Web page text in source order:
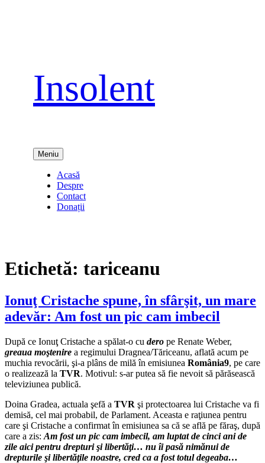
Insolent
Meniu
Acasă
Despre
Contact
Donații
Etichetă: tariceanu
Ionuţ Cristache spune, în sfârşit, un mare
adevăr: Am fost un pic cam imbecil
După ce Ionuţ Cristache a spălat-o cu dero pe Renate Weber,
greaua moştenire a regimului Dragnea/Tăriceanu, aflată acum pe
muchia revocării, şi-a plâns de milă în emisiunea România9, pe care
o realizează la TVR. Motivul: s-ar putea să fie nevoit să părăsească
televiziunea publică.
Doina Gradea, actuala şefă a TVR şi protectoarea lui Cristache va fi
demisă, cel mai probabil, de Parlament. Aceasta e raţiunea pentru
care şi Cristache a confirmat în emisiunea sa că se află pe făraş, după
care a zis: Am fost un pic cam imbecil, am luptat de cinci ani de
zile aici pentru drepturi şi libertăţi… nu îi pasă nimănui de
drepturile şi libertăţile noastre, cred ca a fost totul degeaba…